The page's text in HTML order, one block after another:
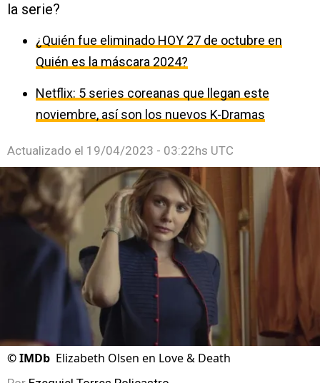
la serie?
¿Quién fue eliminado HOY 27 de octubre en
Quién es la máscara 2024?
Netflix: 5 series coreanas que llegan este
noviembre, así son los nuevos K-Dramas
Actualizado el 19/04/2023 - 03:22hs UTC
©IMDb Elizabeth Olsen en Love & Death